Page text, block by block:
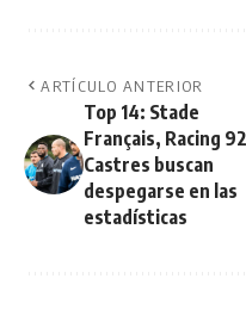
ARTÍCULO ANTERIOR
Top 14: Stade
Français, Racing
Castres buscan
despegarse en las
estadísticas